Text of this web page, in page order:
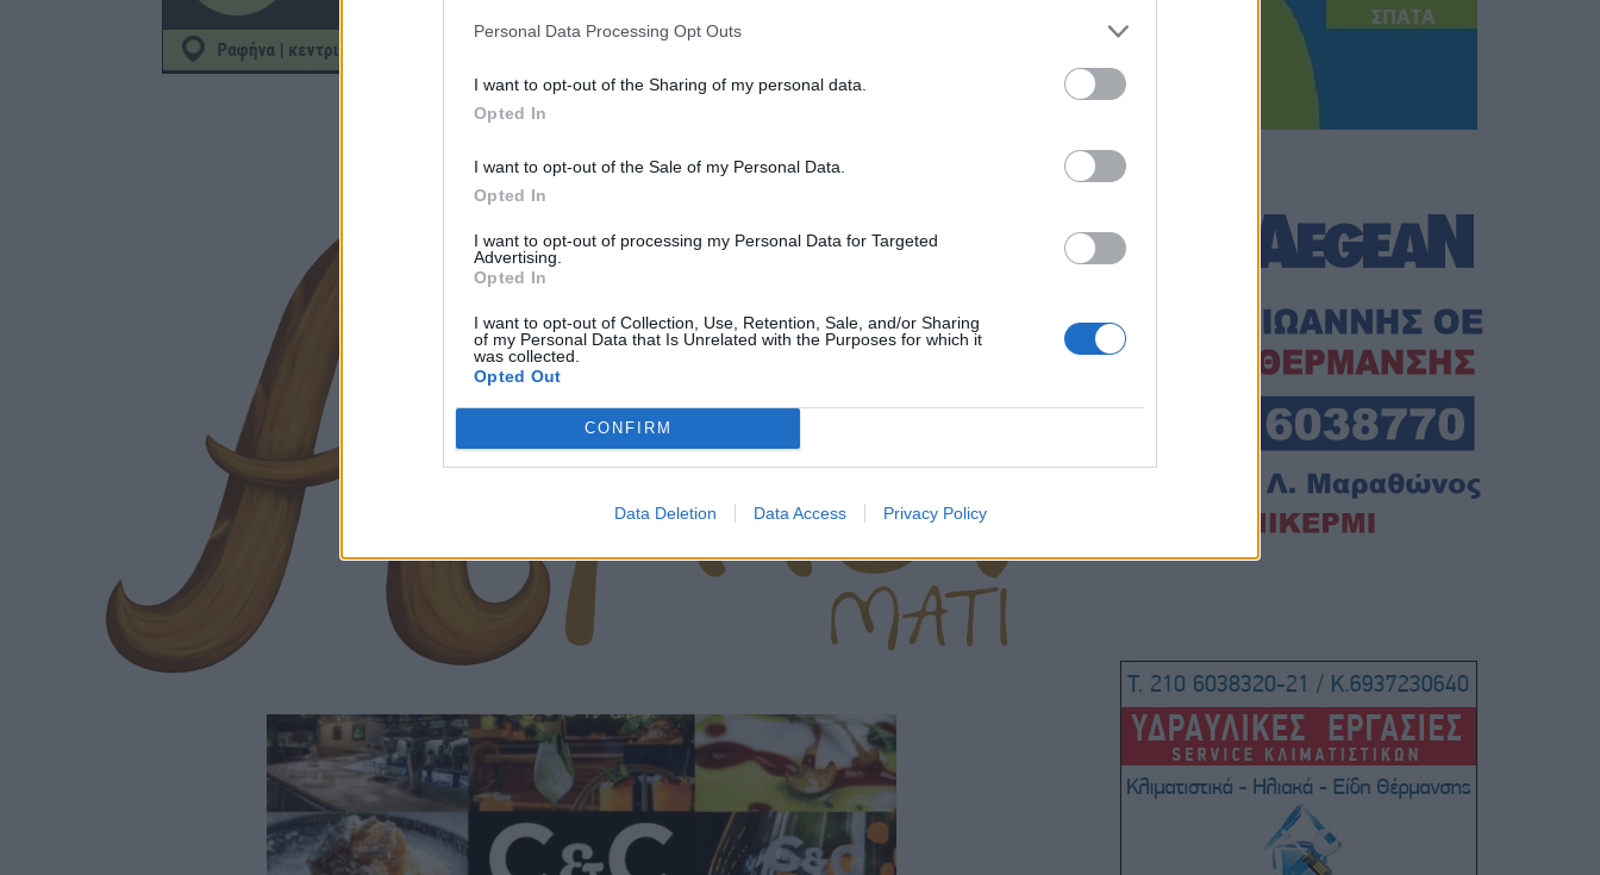
Personal Data Processing Opt Outs
I want to opt-out of the Sharing of my personal data.
Opted In
I want to opt-out of the Sale of my Personal Data.
Opted In
I want to opt-out of processing my Personal Data for Targeted
Advertising.
Opted In
I want to opt-out of Collection, Use, Retention, Sale, and/or Sharing
of my Personal Data that Is Unrelated with the Purposes for which it
was collected.
Opted Out
CONFIRM
Data Deletion Data Access Privacy Policy